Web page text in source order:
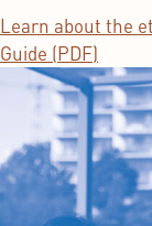
Learn about the
Guide (PDF)